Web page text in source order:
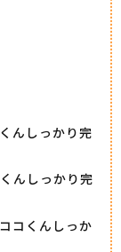
んしっかり完
んしっかり完
コくんしっか